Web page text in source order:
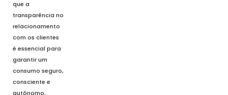
que a
transparência no
relacionamento
com os clientes
é essencial para
garantir um
consumo seguro,
consciente e
autônomo,